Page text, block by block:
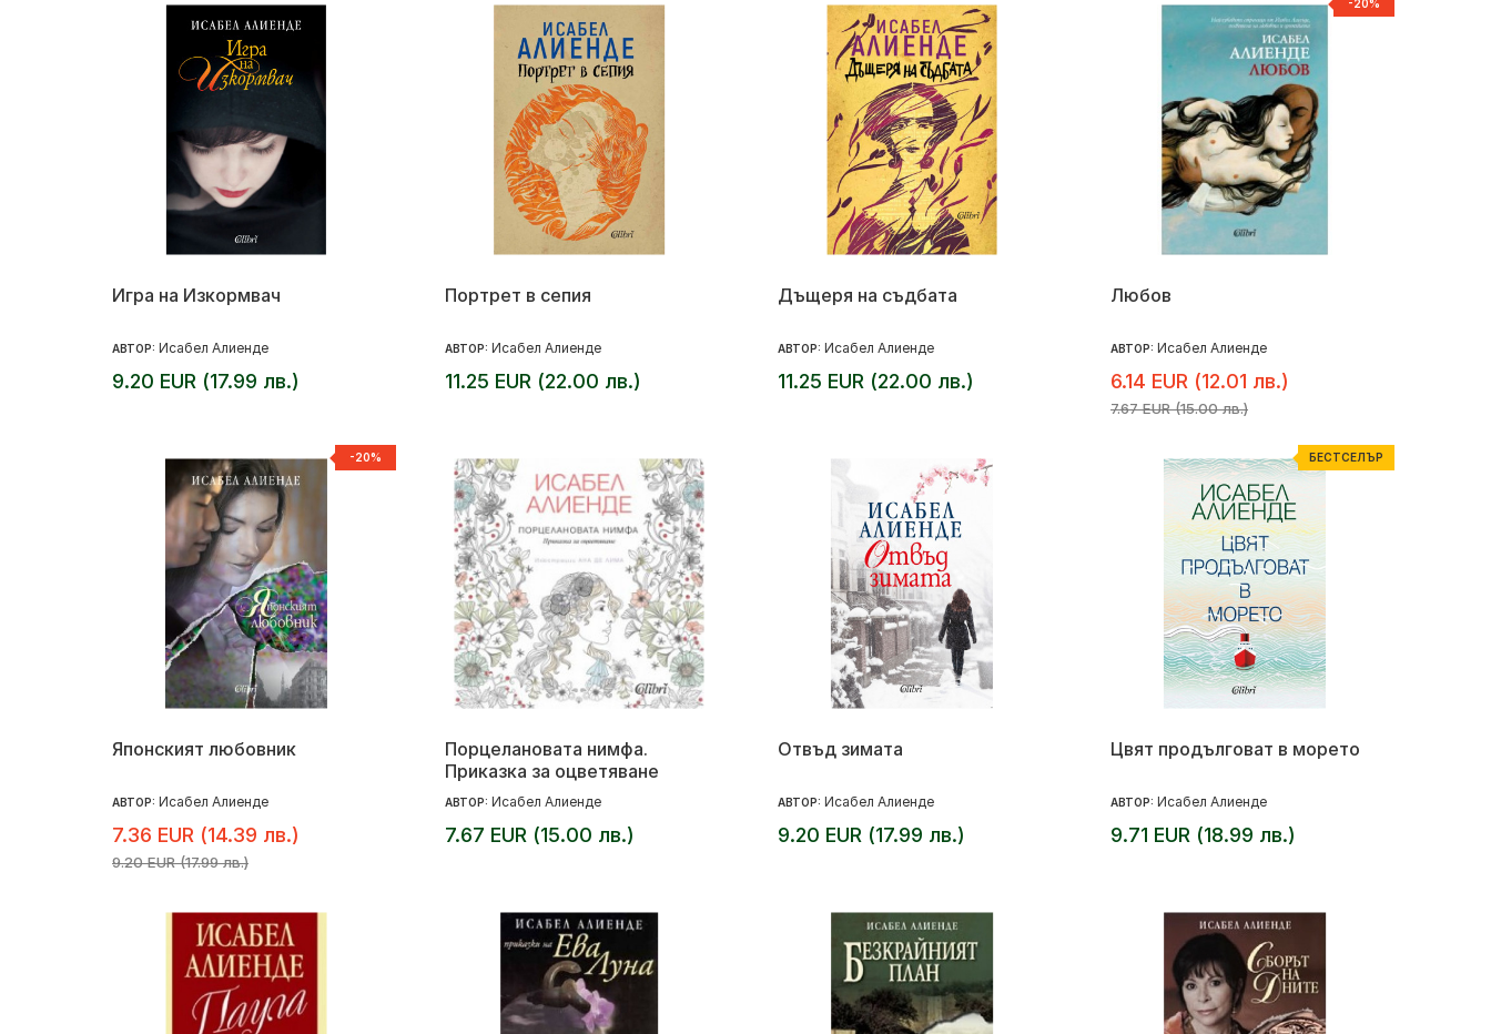
Игра на Изкормвач
АВТОР: Исабел Алиенде
9.20 EUR (17.99 лв.)
Портрет в сепия
АВТОР: Исабел Алиенде
11.25 EUR (22.00 лв.)
Дъщеря на съдбата
АВТОР: Исабел Алиенде
11.25 EUR (22.00 лв.)
-20%
Любов
АВТОР: Исабел Алиенде
6.14 EUR (12.01 лв.)
7.67 EUR (15.00 лв.)
-20%
Японският любовник
АВТОР: Исабел Алиенде
7.36 EUR (14.39 лв.)
9.20 EUR (17.99 лв.)
Порцелановата нимфа.
Приказка за оцветяване
АВТОР: Исабел Алиенде
7.67 EUR (15.00 лв.)
Отвъд зимата
АВТОР: Исабел Алиенде
9.20 EUR (17.99 лв.)
БЕСТСЕЛЪР
Цвят продълговат в морето
АВТОР: Исабел Алиенде
9.71 EUR (18.99 лв.)